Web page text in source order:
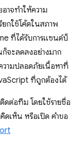
าจทำให้ความ
กใช้โค้ดในสภาพ
ที่ได้รับการแซนด์บ็
จะลดลงอย่างมาก
ามปลอดภัยเนื้อหาที่
ที่ถูกต้องได้
ดต่อทีม โดยใช้รายชื่อ
ดเห็น หรือเปิด คำขอ